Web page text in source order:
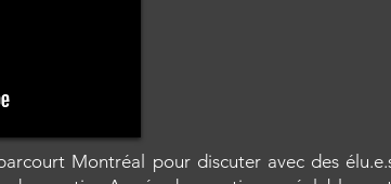
Montréal pour discuter avec des